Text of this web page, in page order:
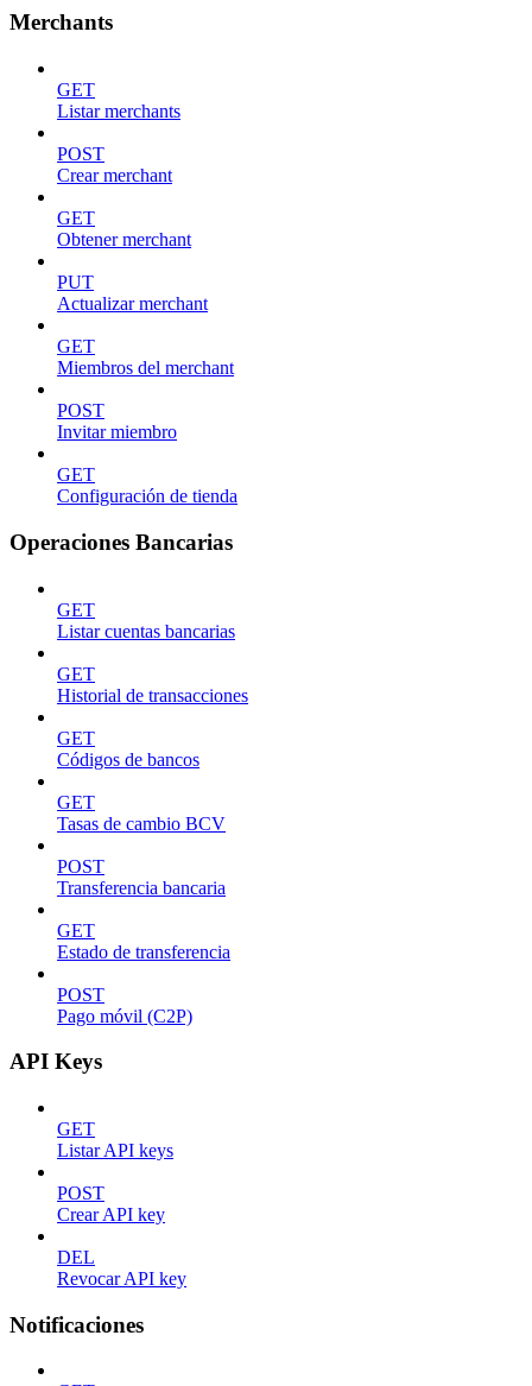
Merchants
GET
Listar merchants
POST
Crear merchant
GET
Obtener merchant
PUT
Actualizar merchant
GET
Miembros del merchant
POST
Invitar miembro
GET
Configuración de tienda
Operaciones Bancarias
GET
Listar cuentas bancarias
GET
Historial de transacciones
GET
Códigos de bancos
GET
Tasas de cambio BCV
POST
Transferencia bancaria
GET
Estado de transferencia
POST
Pago móvil (C2P)
API Keys
GET
Listar API keys
POST
Crear API key
DEL
Revocar API key
Notificaciones